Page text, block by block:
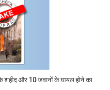
शहीद और 10 जवानों के घायल होने का